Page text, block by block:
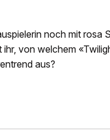
noch mit rosa
ihr, von welchem
aus?